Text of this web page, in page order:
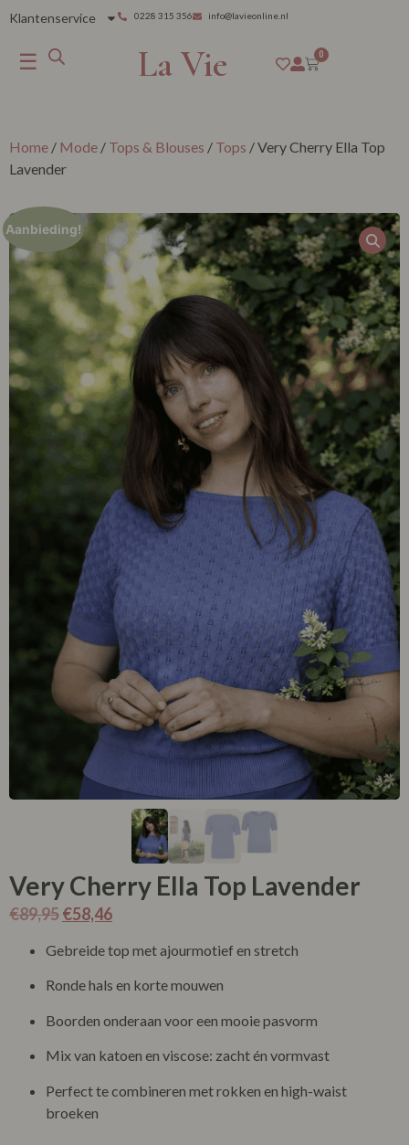
Klantenservice 0228 315 356 info@lavieonline.nl
☰ La Vie 0
Home / Mode / Tops & Blouses / Tops / Very Cherry Ella Top
Lavender
Aanbieding!
Very Cherry Ella Top Lavender
€89,95€58,46
Gebreide top met ajourmotief en stretch
Ronde hals en korte mouwen
Boorden onderaan voor een mooie pasvorm
Mix van katoen en viscose: zacht én vormvast
Perfect te combineren met rokken en high-waist
broeken